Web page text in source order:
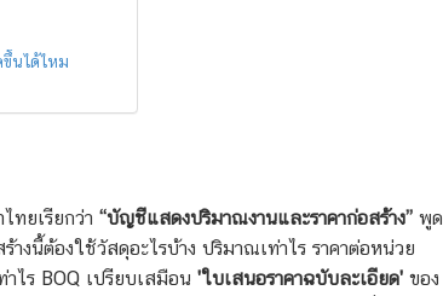
นได้ไหม
ทยเรียกว่า “บัญชีแสดงปริมาณงานและราคาก่อสร้าง” พูด
างนี้ต้องใช้วัสดุอะไรบ้าง ปริมาณเท่าไร ราคาต่อหน่วย
าไร BOQ เปรียบเสมือน 'ใบเสนอราคาฉบับละเอียด' ของ